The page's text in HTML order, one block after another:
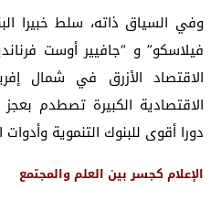
وفي السياق ذاته، سلط خبيرا
فيلاسكو” و “جافيير أوست
الاقتصاد الأزرق في شمال
الاقتصادية الكبيرة تصطدم
دورا أقوى للبنوك التنموية وأدوات
الإعلام كجسر بين العلم والمجتمع